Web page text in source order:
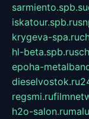
sarmiento.spb.su
iskatour.spb.ru
krygeva-spa.ru
hl-beta.spb.ru
epoha-
dieselvostok.ru
regsmi.ru
h2o-salon.ru